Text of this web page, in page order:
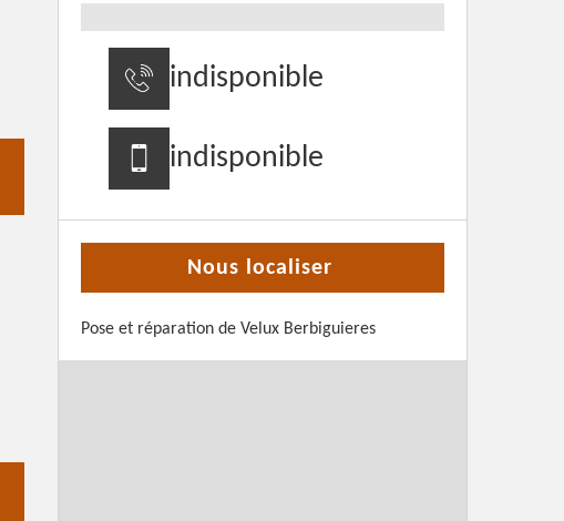
indisponible
indisponible
Nous localiser
Pose et réparation de Velux Berbiguieres